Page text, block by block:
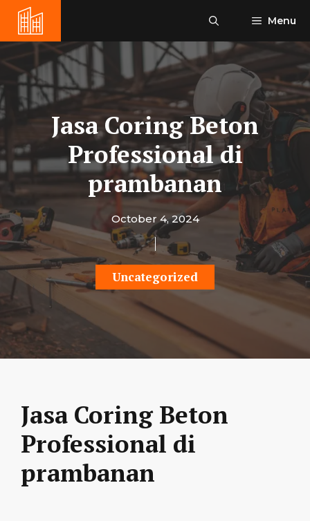
content
Menu
Jasa Coring Beton
Professional di
prambanan
October 4, 2024
Uncategorized
Jasa Coring Beton
Professional di
prambanan